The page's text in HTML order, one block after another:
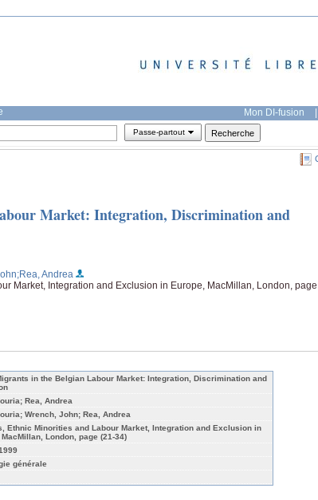
Mon DI-fusion |
Passe-partout
Market: Integration, Discrimination and
;Rea, Andrea
Market, Integration and Exclusion in Europe, MacMillan, London,
in the Belgian Labour Market: Integration, Discrimination and
Rea, Andrea
Wrench, John; Rea, Andrea
Ethnic Minorities and Labour Market, Integration and Exclusion in
London, page (21-34)
générale